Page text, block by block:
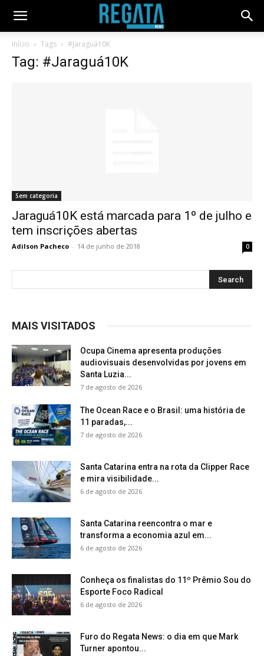
Início Tags #Jaraguá10K
Tag: #Jaraguá10K
Sem categoria
Jaraguá10K está marcada para 1º de julho e
tem inscrições abertas
Adilson Pacheco - 14 de junho de 2018 0
MAIS VISITADOS
Ocupa Cinema apresenta produções
audiovisuais desenvolvidas por jovens em
Santa Luzia...
7 de agosto de 2026
The Ocean Race e o Brasil: uma história de
11 paradas,...
7 de agosto de 2026
Santa Catarina entra na rota da Clipper Race
e mira visibilidade...
6 de agosto de 2026
Santa Catarina reencontra o mar e
transforma a economia azul em...
6 de agosto de 2026
Conheça os finalistas do 11º Prêmio Sou do
Esporte Foco Radical
6 de agosto de 2026
Furo do Regata News: o dia em que Mark
Turner apontou...